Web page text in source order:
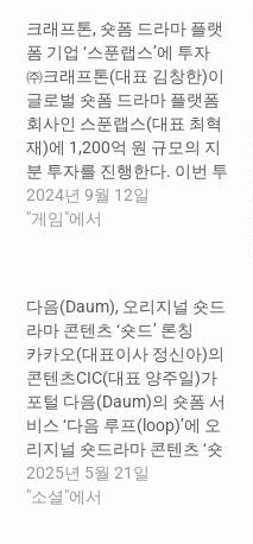
크래프톤, 숏폼 드라마 플랫
폼 기업 ‘스푼랩스’에 투자
㈜크래프톤(대표 김창한)이
글로벌 숏폼 드라마 플랫폼
회사인 스푼랩스(대표 최혁
재)에 1,200억 원 규모의 지
분 투자를 진행한다. 이번 투
자는 크래프톤이 그동안 진
행한 비연관 다각화 투자 중
서비스하고 있는 기업이다.
최근에는 사업 영역을 확장
해 숏폼 드라마 플랫폼 사업
에 진출했으며, 전용 플랫폼
인 ‘비글루(Vigloo)’를 론칭
했다.…
2024년 9월 12일
"게임"에서
다음(Daum), 오리지널 숏드
라마 콘텐츠 ‘숏드’ 론칭
카카오(대표이사 정신아)의
콘텐츠CIC(대표 양주일)가
포털 다음(Daum)의 숏폼 서
비스 ‘다음 루프(loop)’에 오
리지널 숏드라마 콘텐츠 ‘숏
드’를 새롭게 선보인다고 21
일 밝혔다. 지난달 숏폼 서비
2025년 5월 21일
"소셜"에서